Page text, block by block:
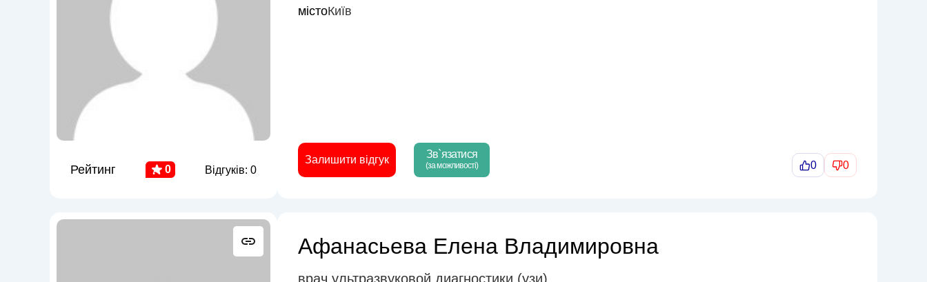
Рейтинг 0 Відгуків: 0
містоКиїв
Залишити відгук Зв`язатися
(за можливості) 0 0
Афанасьева Елена Владимировна
врач ультразвуковой диагностики (узи)